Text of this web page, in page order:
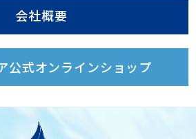
会社概要
公式オンラインショップ